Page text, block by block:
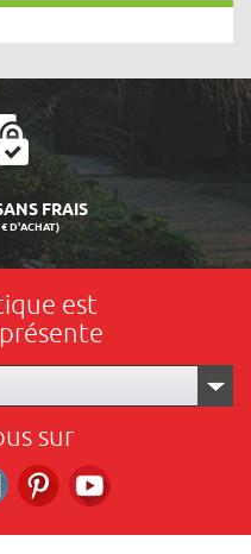
FRAIS
D'ACHAT)
est
sur